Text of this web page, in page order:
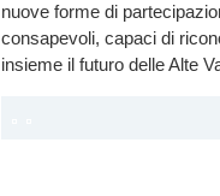
nuove forme di
consapevoli, capaci di
insieme il futuro delle Alte